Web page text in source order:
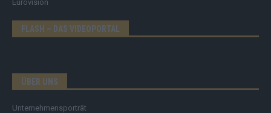
Eurovision
FLASH – DAS VIDEOPORTAL
ÜBER UNS
Unternehmensporträt